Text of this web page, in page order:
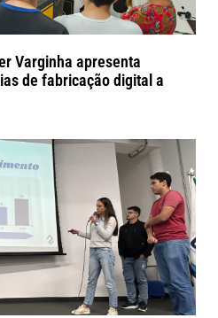
Varginha apresenta
de fabricação digital a